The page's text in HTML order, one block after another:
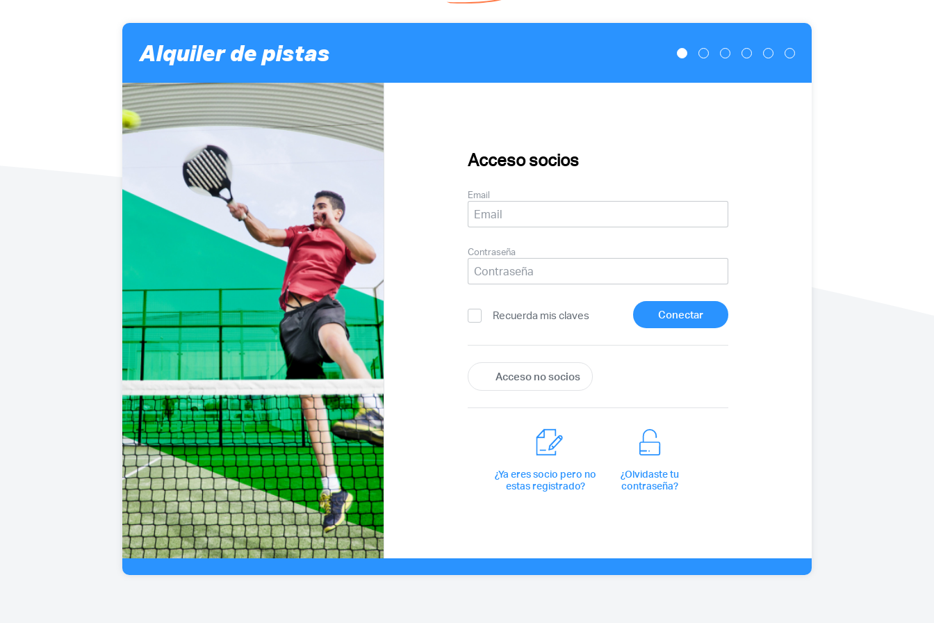
Alquiler de pistas
Acceso socios
Email
Contraseña
Recuerda mis claves
¿Ya eres socio pero no
estas registrado?
¿Olvidaste tu
contraseña?